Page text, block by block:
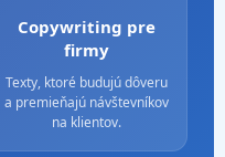
Copywriting pre
firmy
Texty, ktoré budujú dôveru
a premieňajú návštevníkov
na klientov.